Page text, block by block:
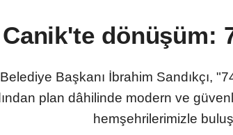
Canik'te dönüşüm:
Başkanı İbrahim Sandıkçı,
plan dâhilinde modern ve
hemşehrilerimizle